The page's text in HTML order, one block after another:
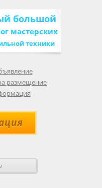
большой
мастерских
техники
размещение